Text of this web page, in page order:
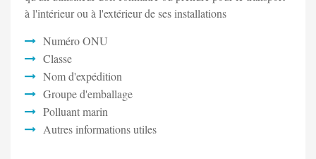
à l'intérieur ou à l'extérieur de ses installations
Numéro ONU
Classe
Nom d'expédition
Groupe d'emballage
Polluant marin
Autres informations utiles